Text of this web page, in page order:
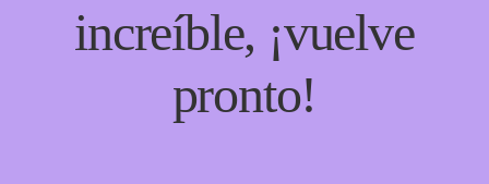
increíble, ¡vuelve
pronto!